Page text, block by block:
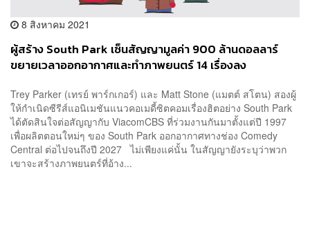
8 สิงหาคม 2021
ผู้สร้าง South Park เซ็นสัญญามูลค่า 900 ล้านดอลลาร์
ขยายเวลาออกอากาศและทำภาพยนตร์ 14 เรื่องลง
Trey Parker (เทรย์ พาร์กเกอร์) และ Matt Stone (แมตต์ สโตน) สองผู้
ให้กำเนิดซีรีส์แอนิเมชันแนวคอเมดี้ซิตคอมเรื่องฮิตอย่าง South Park
ได้ตัดสินใจต่อสัญญากับ ViacomCBS ที่ร่วมงานกันมาตั้งแต่ปี 1997
เพื่อผลิตตอนใหม่ๆ ของ South Park ออกอากาศทางช่อง Comedy
Central ต่อไปจนถึงปี 2027 ไม่เพียงแค่นั้น ในสัญญายังระบุว่าพวก
เขาจะสร้างภาพยนตร์ที่อ้าง...